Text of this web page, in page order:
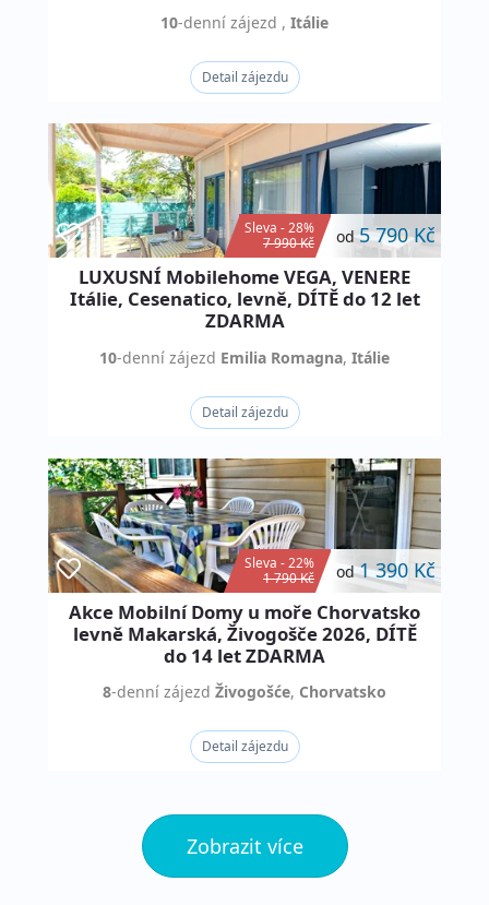
10-denní zájezd , Itálie
Detail zájezdu
Sleva - 28%
7 990 Kč
od5 790 Kč
LUXUSNÍ Mobilehome VEGA, VENERE
Itálie, Cesenatico, levně, DÍTĚ do 12 let
ZDARMA
10-denní zájezd Emilia Romagna, Itálie
Detail zájezdu
Sleva - 22%
1 790 Kč
od1 390 Kč
Akce Mobilní Domy u moře Chorvatsko
levně Makarská, Živogošče 2026, DÍTĚ
do 14 let ZDARMA
8-denní zájezd Živogošće, Chorvatsko
Detail zájezdu
Zobrazit více